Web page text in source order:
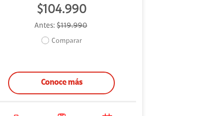
$104.990
Antes:$119.990
Comparar
Conoce más